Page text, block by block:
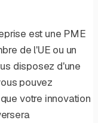
est une PME
de l'UE ou un
disposez d'une
pouvez
votre innovation